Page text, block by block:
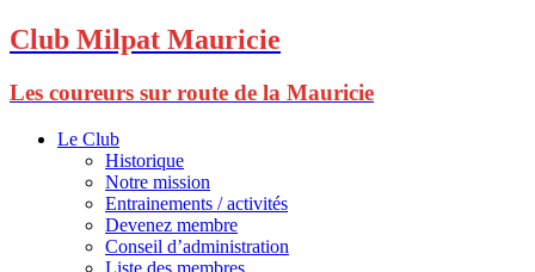
Club Milpat Mauricie
Les coureurs sur route de la Mauricie
Le Club
Historique
Notre mission
Entrainements / activités
Devenez membre
Conseil d’administration
Liste des membres